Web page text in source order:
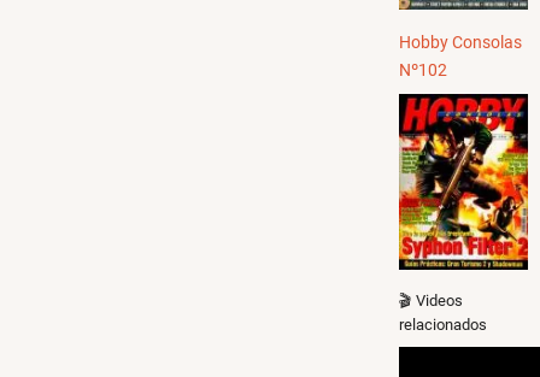
Hobby Consolas
Nº102
🎬 Videos
relacionados